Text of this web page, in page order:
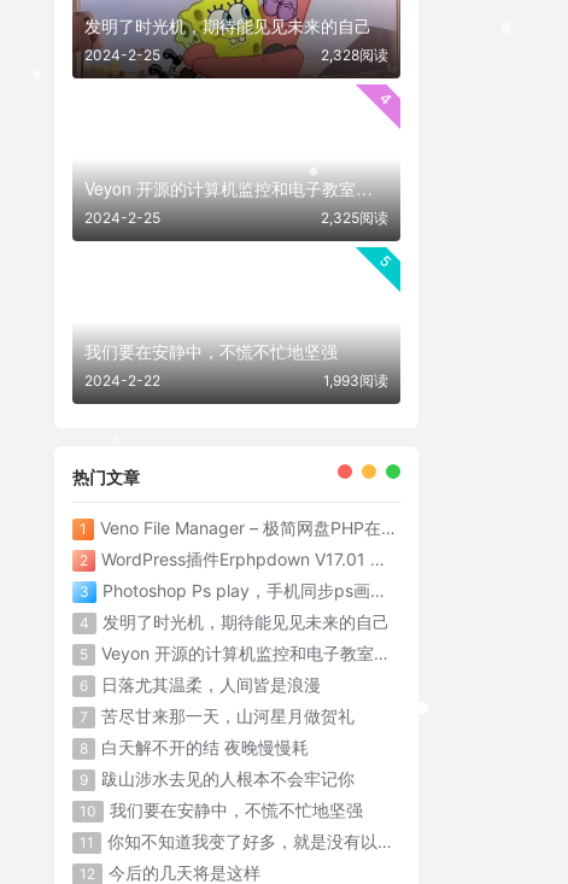
发明了时光机，期待能见见未来的自己
2024-2-25 2,328阅读
4
Veyon 开源的计算机监控和电子教室管理软件
2024-2-25 2,325阅读
5
我们要在安静中，不慌不忙地坚强
2024-2-22 1,993阅读
热门文章
1 Veno File Manager – 极简网盘PHP在线网盘系统- v4.1
2 WordPress插件Erphpdown V17.01 为网站添加付费下载功能
3 Photoshop Ps play，手机同步ps画面神器
4 发明了时光机，期待能见见未来的自己
5 Veyon 开源的计算机监控和电子教室管理软件
6 日落尤其温柔，人间皆是浪漫
7 苦尽甘来那一天，山河星月做贺礼
8 白天解不开的结 夜晚慢慢耗 ​​​
9 跋山涉水去见的人根本不会牢记你
10 我们要在安静中，不慌不忙地坚强
11 你知不知道我变了好多，就是没有以前那么可爱了
12 今后的几天将是这样